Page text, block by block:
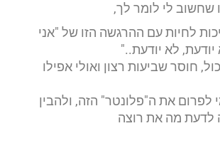
שחשוב לי לומר לך,
לחיות עם ההרגשה הזו של "אני
לא יודעת.."
חוסר שביעות רצון ואולי אפילו
לפרום את ה"פלונטר" הזה, ולהבין
לדעת מה את רוצה